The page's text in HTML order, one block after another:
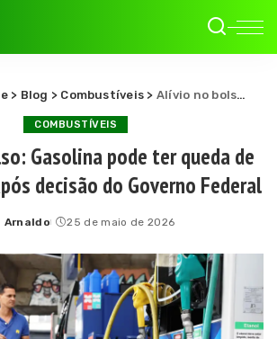
> Blog > Combustíveis > Alívio no bolso: Gasolina pode ter queda de até R$ 0,44 após decisão do Governo Federal
COMBUSTÍVEIS
Gasolina pode ter queda de
decisão do Governo Federal
Posted
Arnaldo 25 de maio de 2026